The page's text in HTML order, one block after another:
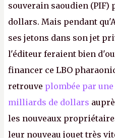
souverain saoudien (PIF)
dollars. Mais pendant
ses jetons dans son jet
l'éditeur feraient bien
financer ce LBO
retrouve plombée par
milliards de dollars
les nouveaux
leur nouveau jouet très